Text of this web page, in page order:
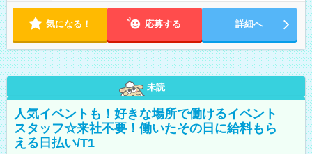
気になる！ 応募する 詳細へ
未読
人気イベントも！好きな場所で働けるイベント
スタッフ☆来社不要！働いたその日に給料もら
える日払い/T1